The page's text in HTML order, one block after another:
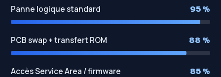
Panne logique standard 95 %
PCB swap + transfert ROM 88 %
Accès Service Area / firmware 85 %